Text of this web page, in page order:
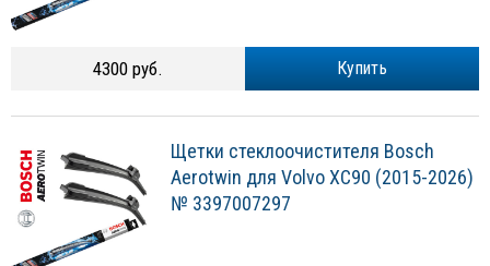
Купить
4300 руб.
Щетки стеклоочистителя Bosch
Aerotwin для Volvo XC90 (2015-2026)
№ 3397007297